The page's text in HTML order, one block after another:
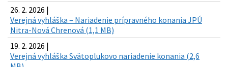
26. 2. 2026 |
Verejná vyhláška – Nariadenie prípravného konania JPÚ
Nitra-Nová Chrenová (1,1 MB)
19. 2. 2026 |
Verejná vyhláška Svätoplukovo nariadenie konania (2,6